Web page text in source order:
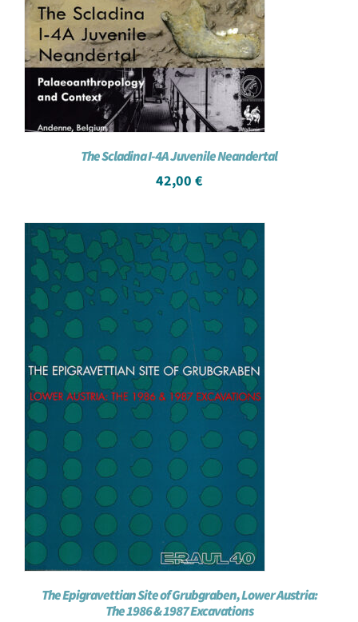
The Scladina I-4A Juvenile Neandertal
42,00 €
The Epigravettian Site of Grubgraben, Lower Austria:
The 1986 & 1987 Excavations